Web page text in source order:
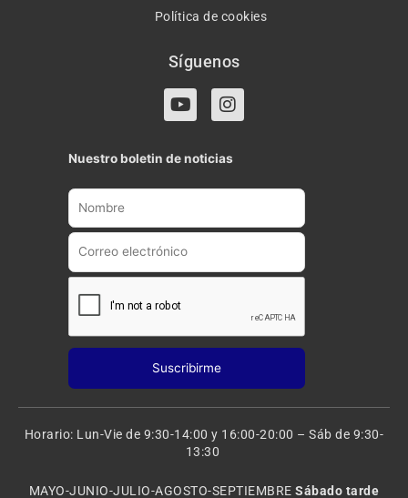
Política de cookies
Síguenos
Y
o
t
u
b
I
n
t
a
g
a
Nuestro boletin de noticias
Horario: Lun-Vie de 9:30-14:00 y 16:00-20:00 – Sáb de 9:30-
13:30
MAYO-JUNIO-JULIO-AGOSTO-SEPTIEMBRESábado tarde